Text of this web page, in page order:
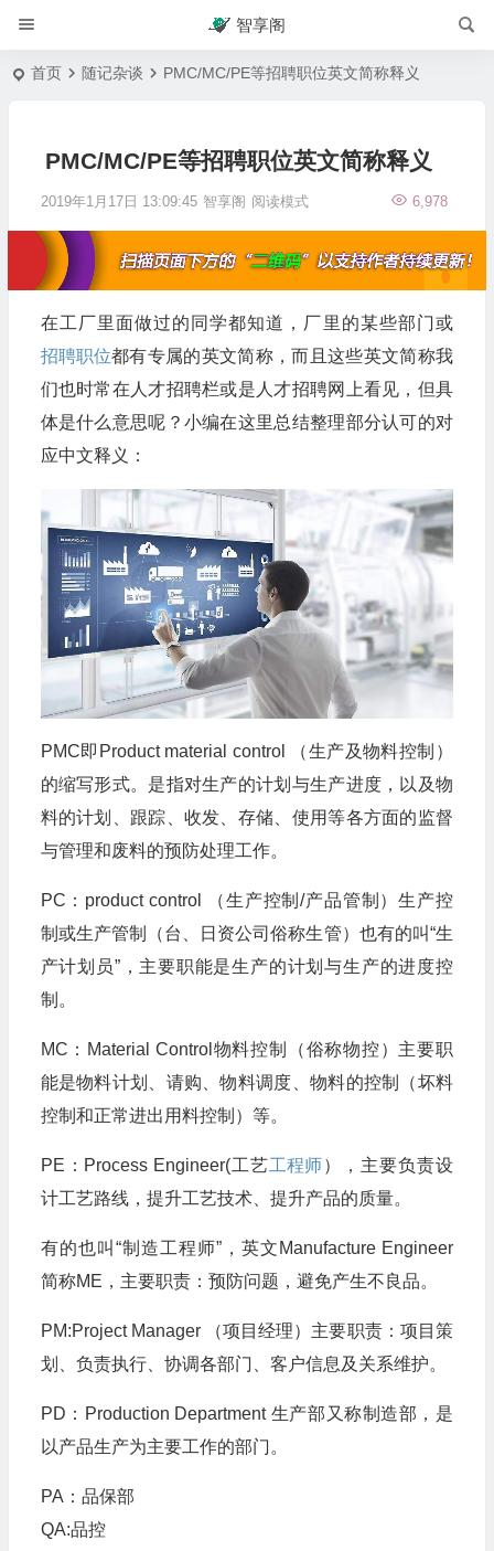
智享阁
首页 随记杂谈 PMC/MC/PE等招聘职位英文简称释义
PMC/MC/PE等招聘职位英文简称释义
2019年1月17日 13:09:45 智享阁 6,978
阅读模式
在工厂里面做过的同学都知道，厂里的某些部门或
招聘职位都有专属的英文简称，而且这些英文简称我
们也时常在人才招聘栏或是人才招聘网上看见，但具
体是什么意思呢？小编在这里总结整理部分认可的对
应中文释义：
PMC即Product material control （生产及物料控制）
的缩写形式。是指对生产的计划与生产进度，以及物
料的计划、跟踪、收发、存储、使用等各方面的监督
与管理和废料的预防处理工作。
PC：product control （生产控制/产品管制）生产控
制或生产管制（台、日资公司俗称生管）也有的叫“生
产计划员”，主要职能是生产的计划与生产的进度控
制。
MC：Material Control物料控制（俗称物控）主要职
能是物料计划、请购、物料调度、物料的控制（坏料
控制和正常进出用料控制）等。
PE：Process Engineer(工艺工程师），主要负责设
计工艺路线，提升工艺技术、提升产品的质量。
有的也叫“制造工程师”，英文Manufacture Engineer
简称ME，主要职责：预防问题，避免产生不良品。
PM:Project Manager （项目经理）主要职责：项目策
划、负责执行、协调各部门、客户信息及关系维护。
PD：Production Department 生产部又称制造部，是
以产品生产为主要工作的部门。
PA：品保部
QA:品控